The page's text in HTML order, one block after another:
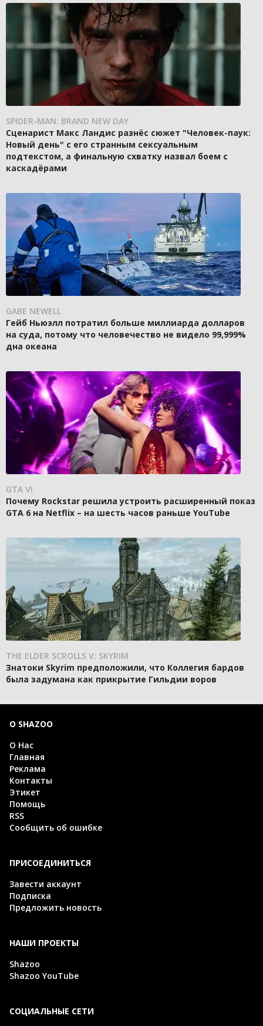
SPIDER-MAN: BRAND NEW DAY
Сценарист Макс Ландис разнёс сюжет "Человек-паук:
Новый день" с его странным сексуальным
подтекстом, а финальную схватку назвал боем с
каскадёрами
GABE NEWELL
Гейб Ньюэлл потратил больше миллиарда долларов
на суда, потому что человечество не видело 99,999%
дна океана
GTA VI
Почему Rockstar решила устроить расширенный показ
GTA 6 на Netflix – на шесть часов раньше YouTube
THE ELDER SCROLLS V: SKYRIM
Знатоки Skyrim предположили, что Коллегия бардов
была задумана как прикрытие Гильдии воров
О SHAZOO
О Нас
Главная
Реклама
Контакты
Этикет
Помощь
RSS
Сообщить об ошибке
ПРИСОЕДИНИТЬСЯ
Завести аккаунт
Подписка
Предложить новость
НАШИ ПРОЕКТЫ
Shazoo
Shazoo YouTube
СОЦИАЛЬНЫЕ СЕТИ